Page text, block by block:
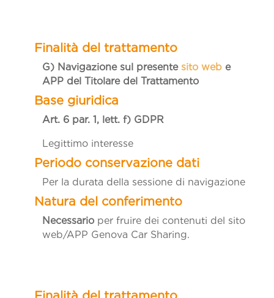
G) Navigazione sul presente sito webe
APP del Titolare del Trattamento
Art. 6 par. 1, lett. f) GDPR
Legittimo interesse
Per la durata della sessione di navigazione
Necessarioper fruire dei contenuti del sito
web/APP Genova Car Sharing.